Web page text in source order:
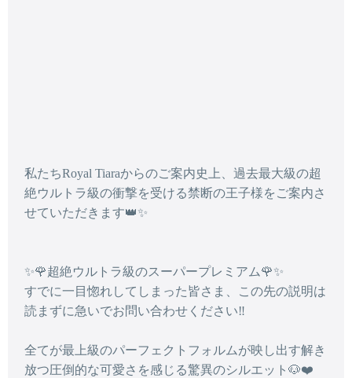
私たちRoyal Tiaraからのご案内史上、過去最大級の超
絶ウルトラ級の衝撃を受ける禁断の王子様をご案内さ
せていただきます👑✨
✨🌹超絶ウルトラ級のスーパープレミアム🌹✨
すでに一目惚れしてしまった皆さま、この先の説明は
読まずに急いでお問い合わせください‼️
全てが最上級のパーフェクトフォルムが映し出す解き
放つ圧倒的な可愛さを感じる驚異のシルエット🐶❤️